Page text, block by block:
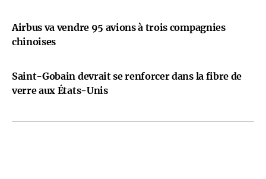
Airbus va vendre 95 avions à trois compagnies
chinoises
Saint-Gobain devrait se renforcer dans la fibre de
verre aux États-Unis